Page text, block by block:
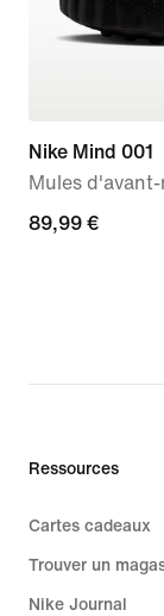
Nike Mind 001
Mules
89,99 €
89,99 €
Ressources
Cartes cadeaux
Trouver un
Nike Journal